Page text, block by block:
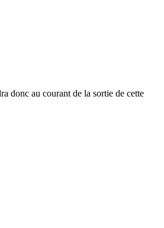
donc au courant de la sortie de cette